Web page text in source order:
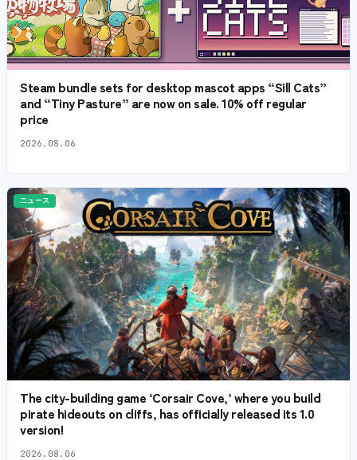
Steam bundle sets for desktop mascot apps “Sill Cats”
and “Tiny Pasture” are now on sale. 10% off regular
price
2026.08.06
ニュース
The city-building game ‘Corsair Cove,’ where you build
pirate hideouts on cliffs, has officially released its 1.0
version!
2026.08.06